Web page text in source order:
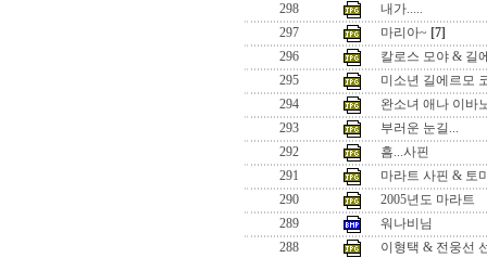
298
내가.....
297
마리아~ [7]
296
칼로스 모야 & 길
295
미소년 길에르모
294
완소녀 애나 이바
293
부러운 눈길...
292
흠...사핀
291
마라트 사핀 & 토
290
2005년도 마라트
289
워나비님
288
이형택 & 전웅선